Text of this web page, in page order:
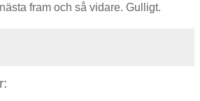
fram och så vidare. Gulligt.